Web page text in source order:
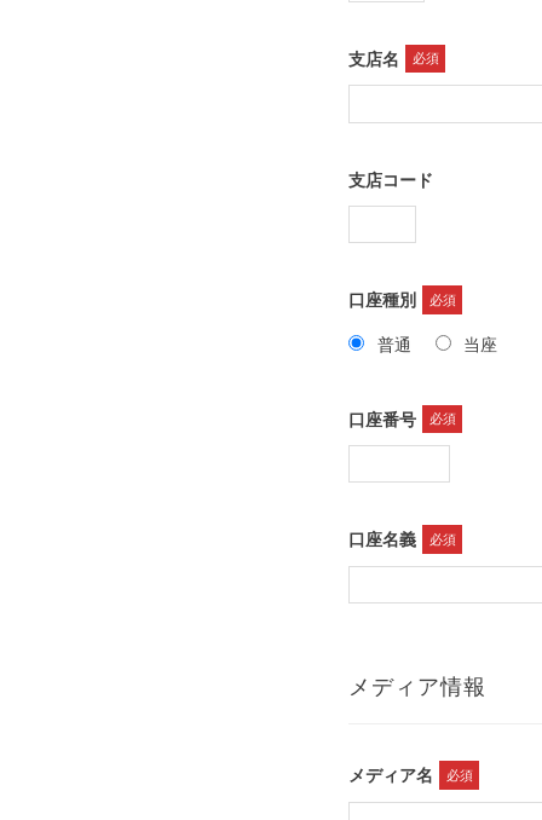
支店名 必須
支店コード
口座種別 必須
普通 当座
口座番号 必須
口座名義 必須
メディア情報
メディア名 必須